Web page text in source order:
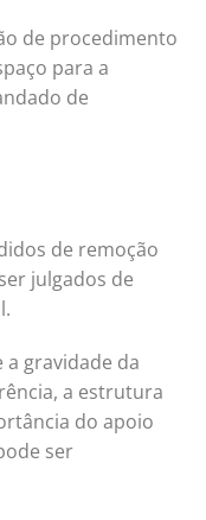
de procedimento
para a
de
de remoção
julgados de
gravidade da
a estrutura
do apoio
ser